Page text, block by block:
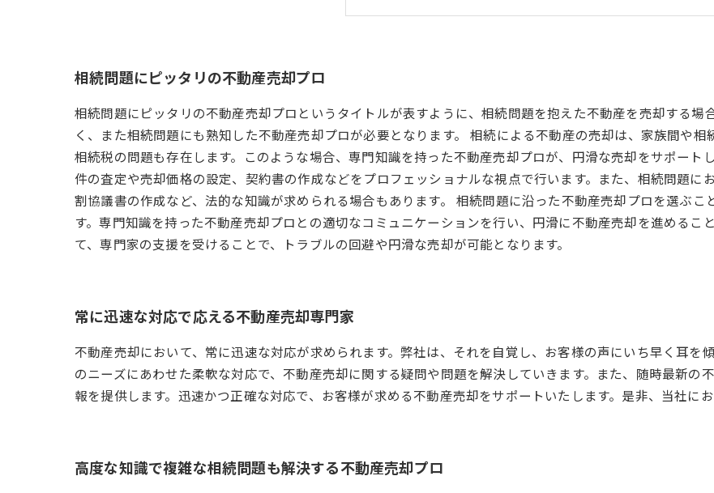
相続問題にピッタリの不動産売却プロ
相続問題にピッタリの不動産売却プロというタイトルが表すように、相続問題を抱えた不動産を売却する場
く、また相続問題にも熟知した不動産売却プロが必要となります。 相続による不動産の売却は、家族間や相
相続税の問題も存在します。このような場合、専門知識を持った不動産売却プロが、円滑な売却をサポート
件の査定や売却価格の設定、契約書の作成などをプロフェッショナルな視点で行います。また、相続問題に
割協議書の作成など、法的な知識が求められる場合もあります。 相続問題に沿った不動産売却プロを選ぶ
す。専門知識を持った不動産売却プロとの適切なコミュニケーションを行い、円滑に不動産売却を進めるこ
て、専門家の支援を受けることで、トラブルの回避や円滑な売却が可能となります。
常に迅速な対応で応える不動産売却専門家
不動産売却において、常に迅速な対応が求められます。弊社は、それを自覚し、お客様の声にいち早く耳を
のニーズにあわせた柔軟な対応で、不動産売却に関する疑問や問題を解決していきます。また、随時最新の
報を提供します。迅速かつ正確な対応で、お客様が求める不動産売却をサポートいたします。是非、当社に
高度な知識で複雑な相続問題も解決する不動産売却プロ